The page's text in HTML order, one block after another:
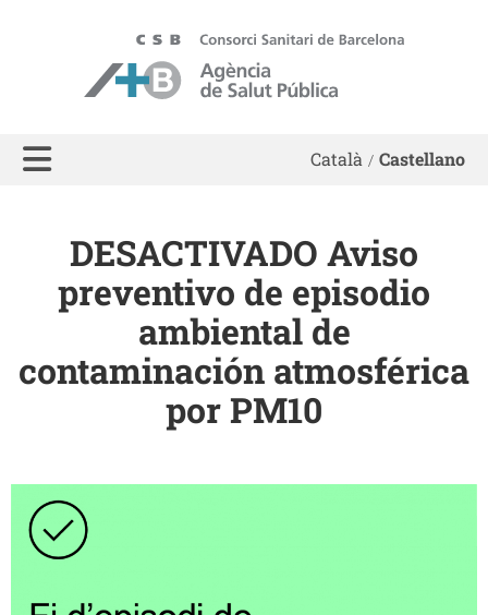
Català Castellano
DESACTIVADO Aviso
preventivo de episodio
ambiental de
contaminación atmosférica
por PM10